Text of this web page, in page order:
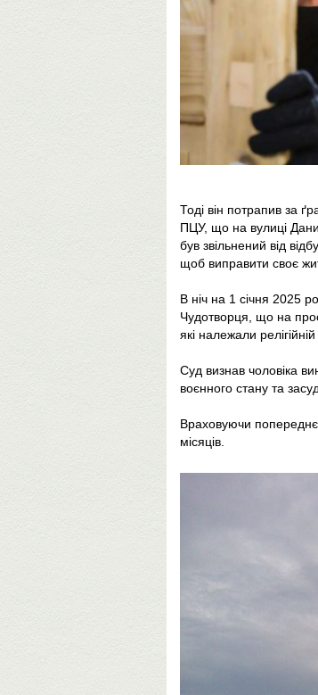
Тоді він потрапив за
ПЦУ, що на вулиці
був звільнений від
щоб виправити своє
В ніч на 1 січня 2025
Чудотворця, що на
які належали релігійній
Суд визнав чоловіка
воєнного стану та
Враховуючи попереднє
місяців.